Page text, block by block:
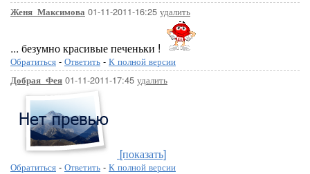
Женя_Максимова 01-11-2011-16:25 удалить
... безумно красивые печеньки !
Обратиться - Ответить - К полной версии
Добрая_Фея 01-11-2011-17:45 удалить
[показать]
Обратиться - Ответить - К полной версии